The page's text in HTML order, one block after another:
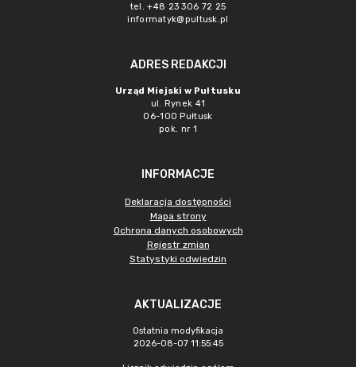
tel. +48 23 306 72 25
informatyk@pultusk.pl
ADRES REDAKCJI
Urząd Miejski w Pułtusku
ul. Rynek 41
06-100 Pułtusk
pok. nr 1
INFORMACJE
Deklaracja dostępności
Mapa strony
Ochrona danych osobowych
Rejestr zmian
Statystyki odwiedzin
AKTUALIZACJE
Ostatnia modyfikacja
2026-08-07 11:55:45